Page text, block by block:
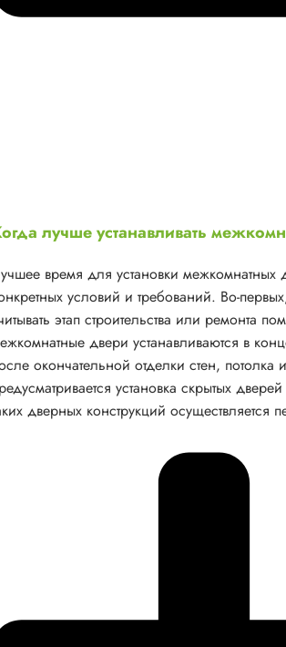
лучше устанавливать
время для установки межкомнатных
условий и требований. Во-
этап строительства или ремонта
двери устанавливаются в
окончательной отделки стен,
установка скрытых
дверных конструкций осуществляется